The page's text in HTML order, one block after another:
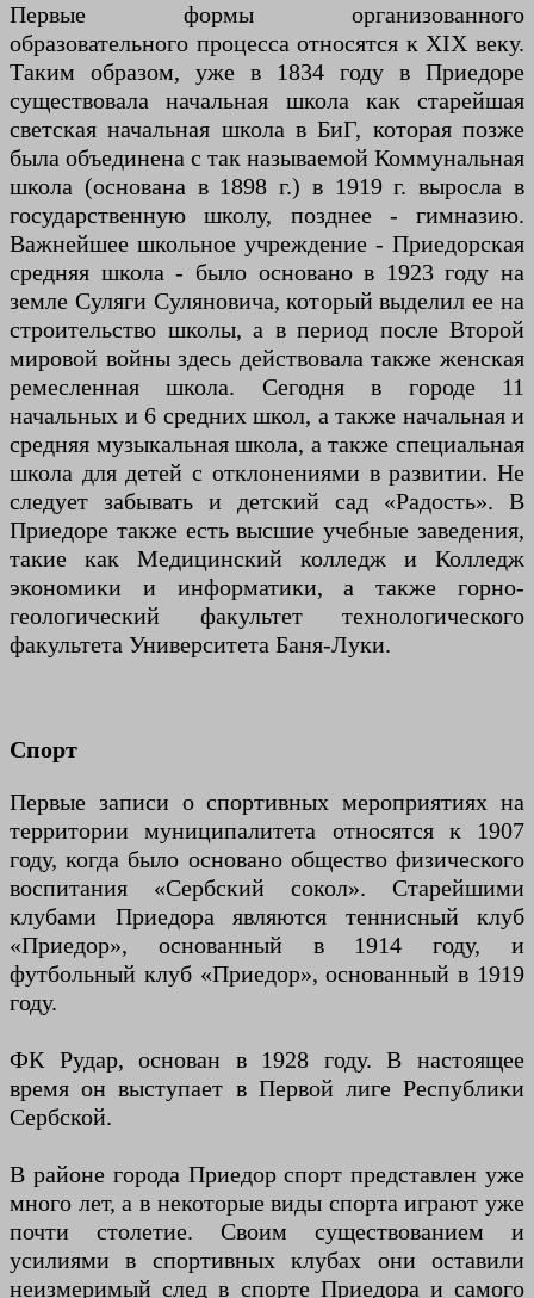
Первые формы организованного
образовательного процесса относятся к XIX веку.
Таким образом, уже в 1834 году в Приедоре
существовала начальная школа как старейшая
светская начальная школа в БиГ, которая позже
была объединена с так называемой Коммунальная
школа (основана в 1898 г.) в 1919 г. выросла в
государственную школу, позднее - гимназию.
Важнейшее школьное учреждение - Приедорская
средняя школа - было основано в 1923 году на
земле Суляги Суляновича, который выделил ее на
строительство школы, а в период после Второй
мировой войны здесь действовала также женская
ремесленная школа. Сегодня в городе 11
начальных и 6 средних школ, а также начальная и
средняя музыкальная школа, а также специальная
школа для детей с отклонениями в развитии. Не
следует забывать и детский сад «Радость». В
Приедоре также есть высшие учебные заведения,
такие как Медицинский колледж и Колледж
экономики и информатики, а также горно-
геологический факультет технологического
факультета Университета Баня-Луки.
Спорт
Первые записи о спортивных мероприятиях на
территории муниципалитета относятся к 1907
году, когда было основано общество физического
воспитания «Сербский сокол». Старейшими
клубами Приедора являются теннисный клуб
«Приедор», основанный в 1914 году, и
футбольный клуб «Приедор», основанный в 1919
году.
ФК Рудар, основан в 1928 году. В настоящее
время он выступает в Первой лиге Республики
Сербской.
В районе города Приедор спорт представлен уже
много лет, а в некоторые виды спорта играют уже
почти столетие. Своим существованием и
усилиями в спортивных клубах они оставили
неизмеримый след в спорте Приедора и самого